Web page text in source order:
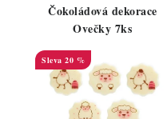
Čokoládová dekorace
Ovečky 7ks
20 %